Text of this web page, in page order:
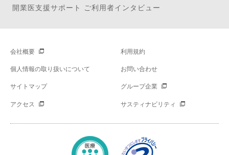
開業医支援サポート ご利用者インタビュー
会社概要 利用規約
個人情報の取り扱いについて お問い合わせ
サイトマップ グループ企業
アクセス サスティナビリティ